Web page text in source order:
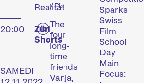
Realität
20:00
Züri
Shorts
SAMEDI
/ Fic
The
four
long-
time
friends
Vanja,
Sparks
Swiss
Film
School
Day
Main
Focus:
du court métrage pendant
six jours.
Programme de la 29e
édition des Internationale
Kurzfilmtage Winterthur
(archive)